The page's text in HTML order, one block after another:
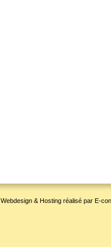
Webdesign & Hosting réalisé par E-